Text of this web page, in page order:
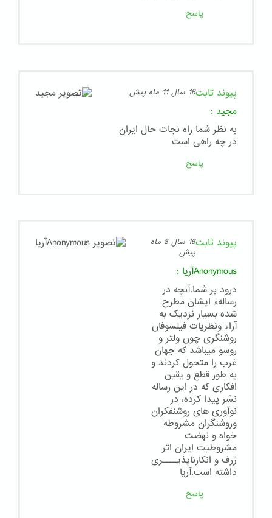
پاسخ
پیوند ثابت16 سال 11 ماه پیش
مجید :
به نظر شما راه نجات حال ایران
در چه راهی است
پاسخ
پیوند ثابت
16 سال 8 ماه
پیش
Anonymousآریا
:
درود بر شما.آنچه در
رسالهء ایشان مطرح
شده بسیار نزدیک به
آراء ونظریات فیلسوفان
روشنگری چون ولتر و
روسو میباشد که جهان
غرب را متحول کردند و
به طور قطع و یقین
افکاری که در این رساله
نشر پیدا کرده، در
نوآوری های روشنفکران
وروشنگران مشروطه
خواه و نهضت
مشروطیت ایران اثر
ژرف و انکارناپذیــــری
داشته است.آریا
پاسخ